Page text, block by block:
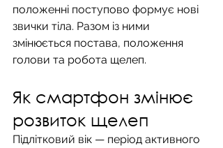
положенні поступово формує нові
звички тіла. Разом із ними
змінюється постава, положення
голови та робота щелеп.
Як смартфон змінює
розвиток щелеп
Підлітковий вік — період активного